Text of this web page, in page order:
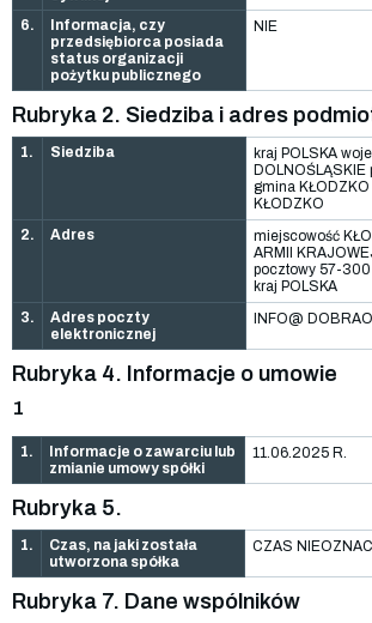
6.
Informacja, czy
przedsiębiorca posiada
status organizacji
pożytku publicznego
NIE
Rubryka 2. Siedziba i adres
1. Siedziba
kraj POLSKA
DOLNOŚLĄSKIE
gmina
KŁODZKO
2.
Adres
miejscowość
ARMII
pocztowy 57-
kraj POLSKA
3.
Adres poczty
elektronicznej
INFO@
Rubryka 4. Informacje o umowie
1
1.
Informacje o zawarciu lub
zmianie umowy spółki
11.06.2025 R.
Rubryka 5.
1.
Czas, na jaki została
utworzona spółka
CZAS
Rubryka 7. Dane wspólników